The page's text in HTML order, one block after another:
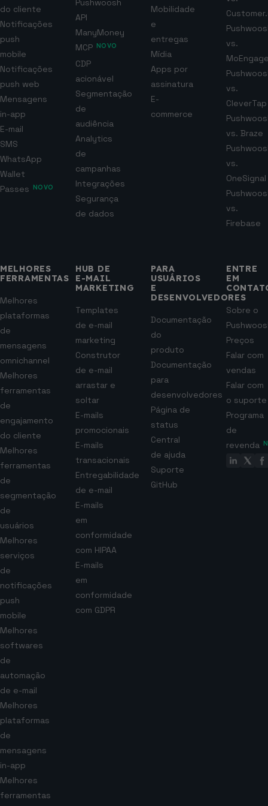
do cliente
Notificações
push
mobile
Notificações
push web
Mensagens
in-app
E-mail
SMS
WhatsApp
Wallet
Passes
NOVO
Pushwoosh
API
ManyMoney
MCP
NOVO
CDP
acionável
Segmentação
de
audiência
Analytics
de
campanhas
Integrações
Segurança
de dados
Mobilidade
e
entregas
Mídia
Apps por
assinatura
E-
commerce
vs.
vs.
CleverTap
vs. Braze
vs.
OneSignal
vs.
Firebase
MELHORES
FERRAMENTAS
Melhores
plataformas
de
mensagens
omnichannel
Melhores
ferramentas
de
engajamento
do cliente
Melhores
ferramentas
de
segmentação
de
usuários
Melhores
serviços
de
notificações
push
mobile
Melhores
softwares
de
automação
de e-mail
Melhores
plataformas
de
mensagens
in-app
Melhores
ferramentas
HUB DE
E-MAIL
MARKETING
Templates
de e-mail
marketing
Construtor
de e-mail
arrastar e
soltar
E-mails
promocionais
E-mails
transacionais
Entregabilidade
de e-mail
E-mails
em
conformidade
com HIPAA
E-mails
em
conformidade
com GDPR
PARA
USUÁRIOS
E
DESENVOLVEDORES
Documentação
do
produto
Documentação
para
desenvolvedores
Página de
status
Central
de ajuda
Suporte
GitHub
ENTRE
EM
Sobre o
Preços
Falar com
vendas
Falar com
o suporte
Programa
de
revenda